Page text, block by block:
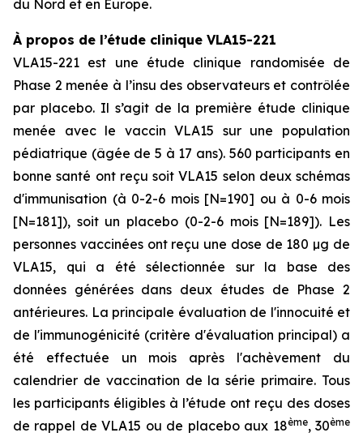
du Nord et en Europe.
À propos de l’étude clinique VLA15-221
VLA15-221 est une étude clinique randomisée de
Phase 2 menée à l’insu des observateurs et contrôlée
par placebo. Il s’agit de la première étude clinique
menée avec le vaccin VLA15 sur une population
pédiatrique (âgée de 5 à 17 ans). 560 participants en
bonne santé ont reçu soit VLA15 selon deux schémas
d'immunisation (à 0-2-6 mois [N=190] ou à 0-6 mois
[N=181]), soit un placebo (0-2-6 mois [N=189]). Les
personnes vaccinées ont reçu une dose de 180 µg de
VLA15, qui a été sélectionnée sur la base des
données générées dans deux études de Phase 2
antérieures. La principale évaluation de l'innocuité et
de l'immunogénicité (critère d'évaluation principal) a
été effectuée un mois après l'achèvement du
calendrier de vaccination de la série primaire. Tous
les participants éligibles à l’étude ont reçu des doses
de rappel de VLA15 ou de placebo aux 18ème, 30ème